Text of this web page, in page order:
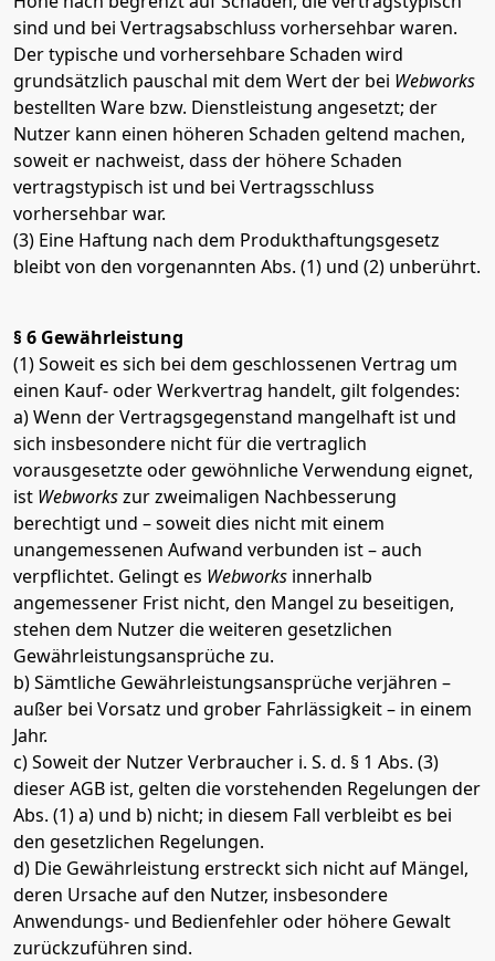
sind und bei Vertragsabschluss vorhersehbar waren.
Der typische und vorhersehbare Schaden wird
grundsätzlich pauschal mit dem Wert der bei Webworks
bestellten Ware bzw. Dienstleistung angesetzt; der
Nutzer kann einen höheren Schaden geltend machen,
soweit er nachweist, dass der höhere Schaden
vertragstypisch ist und bei Vertragsschluss
vorhersehbar war.
(3) Eine Haftung nach dem Produkthaftungsgesetz
bleibt von den vorgenannten Abs. (1) und (2) unberührt.
§ 6 Gewährleistung
(1) Soweit es sich bei dem geschlossenen Vertrag um
einen Kauf- oder Werkvertrag handelt, gilt folgendes:
a) Wenn der Vertragsgegenstand mangelhaft ist und
sich insbesondere nicht für die vertraglich
vorausgesetzte oder gewöhnliche Verwendung eignet,
ist Webworkszur zweimaligen Nachbesserung
berechtigt und – soweit dies nicht mit einem
unangemessenen Aufwand verbunden ist – auch
verpflichtet. Gelingt es Webworks innerhalb
angemessener Frist nicht, den Mangel zu beseitigen,
stehen dem Nutzer die weiteren gesetzlichen
Gewährleistungsansprüche zu.
b) Sämtliche Gewährleistungsansprüche verjähren –
außer bei Vorsatz und grober Fahrlässigkeit – in einem
Jahr.
c) Soweit der Nutzer Verbraucher i. S. d. § 1 Abs. (3)
dieser AGB ist, gelten die vorstehenden Regelungen der
Abs. (1) a) und b) nicht; in diesem Fall verbleibt es bei
den gesetzlichen Regelungen.
d) Die Gewährleistung erstreckt sich nicht auf Mängel,
deren Ursache auf den Nutzer, insbesondere
Anwendungs- und Bedienfehler oder höhere Gewalt
zurückzuführen sind.